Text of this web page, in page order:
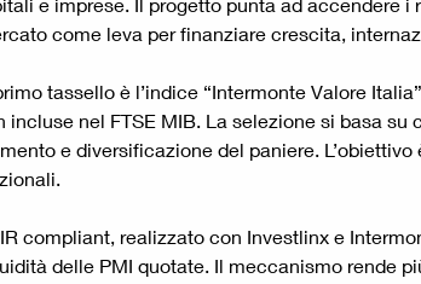
come leva per finanziare crescita,
tassello è l’indice “Intermonte Valore
nel FTSE MIB. La selezione si basa
e diversificazione del paniere.
compliant, realizzato con Investlinx e
delle PMI quotate. Il meccanismo rende